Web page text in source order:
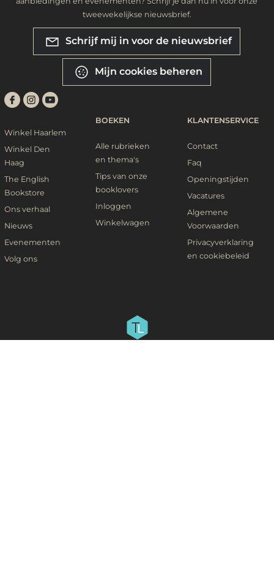
tweewekelijkse nieuwsbrief.
Schrijf mij in voor de nieuwsbrief
Mijn cookies beheren
Winkel Haarlem
Winkel Den
Haag
The English
Bookstore
Ons verhaal
Nieuws
Evenementen
Volg ons
BOEKEN
Alle rubrieken
en thema's
Tips van onze
booklovers
Inloggen
Winkelwagen
KLANTENSERVICE
Contact
Faq
Openingstijden
Vacatures
Algemene
Voorwaarden
Privacyverklaring
en cookiebeleid